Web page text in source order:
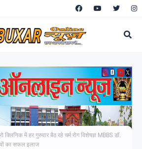
में हर गुरुवार बैठ रहे चर्म रोग विशेषज्ञ MBBS डॉ.
का सफल इलाज